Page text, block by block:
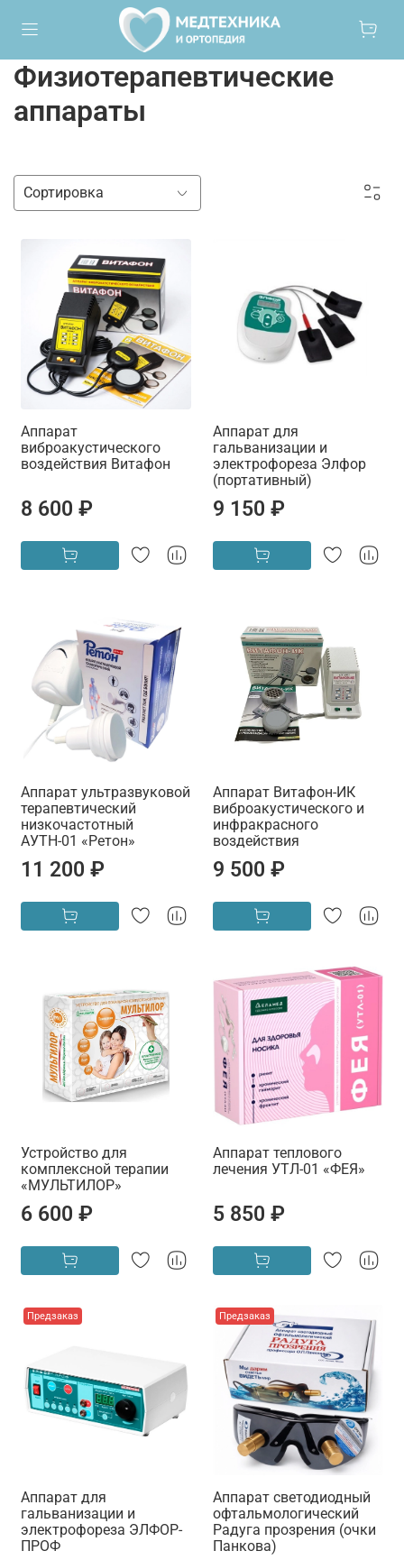
Физиотерапевтические
аппараты
Аппарат
виброакустического
воздействия Витафон
8 600 ₽
Аппарат для
гальванизации и
электрофореза Элфор
(портативный)
9 150 ₽
Аппарат ультразвуковой
терапевтический
низкочастотный
АУТН-01 «Ретон»
11 200 ₽
Аппарат Витафон-ИК
виброакустического и
инфракрасного
воздействия
9 500 ₽
Устройство для
комплексной терапии
«МУЛЬТИЛОР»
6 600 ₽
Аппарат теплового
лечения УТЛ-01 «ФЕЯ»
5 850 ₽
Предзаказ
Аппарат для
гальванизации и
электрофореза ЭЛФОР-
ПРОФ
Предзаказ
Аппарат светодиодный
офтальмологический
Радуга прозрения (очки
Панкова)